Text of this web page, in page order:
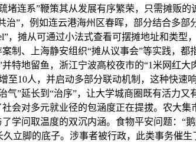
连系”鞭策其从发展有序繁荣，只需摊贩
治”，例如连云港海州区春晖，部分结合多
，摊从可通过小法式查看可摆摊地址和类
制、上海静安组织“摊从议事会”等实践，
特地留鱼，浙江宁波高校夜市的“1米网红
至10人，并启动多部分联动机制，这种快
气”延长到“治序”，让大学城商圈既有活力
会对多元就业径的包涵度正在提拔。农大
学问取温度的双沉内涵。食物平安问题：
立脚的底子。涉事者被行政，此类事务催